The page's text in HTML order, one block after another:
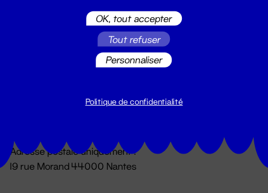
Du lundi au vendredi 14h → 18h
Adresse postale uniquement :
19 rue Morand 44000 Nantes
OK, tout accepter
Tout refuser
Personnaliser
Politique de confidentialité